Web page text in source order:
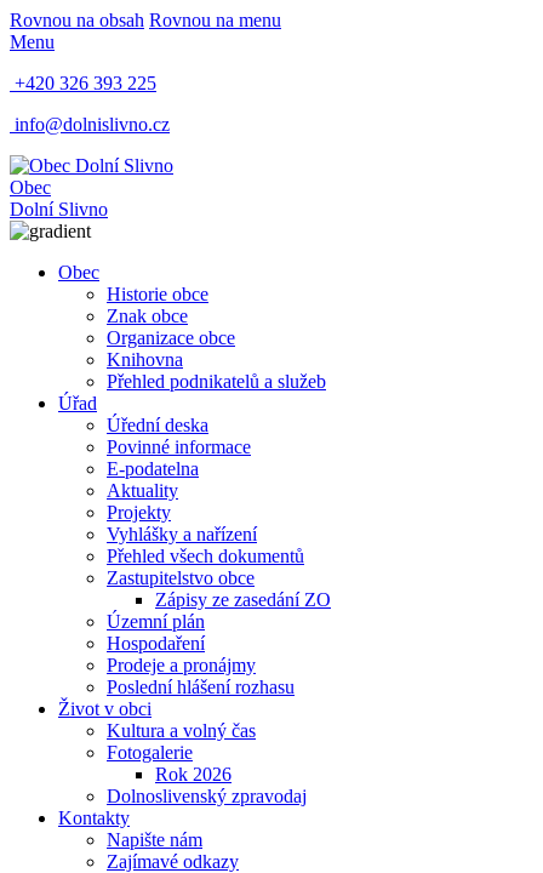
Rovnou na obsah Rovnou na menu
Menu
+420 326 393 225
info@dolnislivno.cz
Obec
Dolní Slivno
Obec
Historie obce
Znak obce
Organizace obce
Knihovna
Přehled podnikatelů a služeb
Úřad
Úřední deska
Povinné informace
E-podatelna
Aktuality
Projekty
Vyhlášky a nařízení
Přehled všech dokumentů
Zastupitelstvo obce
Zápisy ze zasedání ZO
Územní plán
Hospodaření
Prodeje a pronájmy
Poslední hlášení rozhasu
Život v obci
Kultura a volný čas
Fotogalerie
Rok 2026
Dolnoslivenský zpravodaj
Kontakty
Napište nám
Zajímavé odkazy